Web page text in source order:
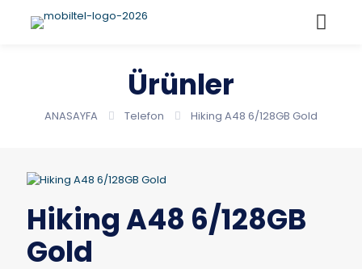
Ürünler
ANASAYFA Telefon Hiking A48 6/128GB Gold
Hiking A48 6/128GB
Gold